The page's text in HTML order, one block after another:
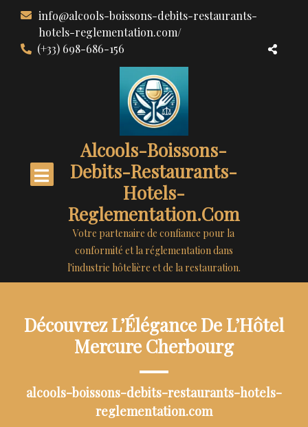
contenu
info@alcools-boissons-debits-restaurants-
hotels-reglementation.com/
(+33) 698-686-156
Alcools-Boissons-
Debits-Restaurants-
Hotels-
Reglementation.com
Votre partenaire de confiance pour la
conformité et la réglementation dans
l'industrie hôtelière et de la restauration.
Découvrez L’Élégance De L’Hôtel
Mercure Cherbourg
alcools-boissons-debits-restaurants-hotels-
reglementation.com